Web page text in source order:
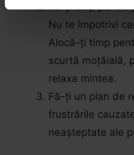
Fă-ți timp pentru
Nu te împotrivi
Alocă-ți timp
scurtă moțăială,
relaxa mintea.
Fă-ți un plan de
frustrările
neașteptate ale